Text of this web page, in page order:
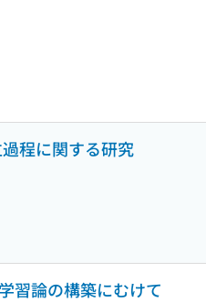
程に関する研究
習論の構築にむけて